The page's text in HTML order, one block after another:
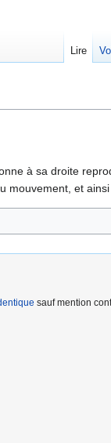
à sa droite
mouvement, et
Lire
sauf mention